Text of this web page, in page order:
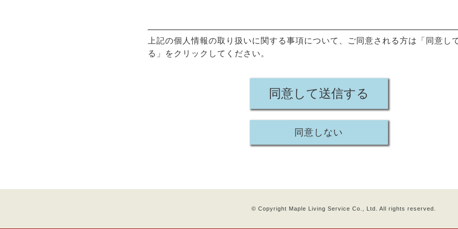
4.個人情報の保護対策について
当社はお客様の個人情報の取り扱いにあたり、次の安全管理に努めます。
当社の従業員に対しての、定期的な個人情報保護に関する教育の実施
当社のデータベース等、個人情報保護媒体における必要な安全管理措置の実施
5.公開情報等からの個人情報の取得について
6.お客様の個人情報についてのお問い合わせや苦情・ご相談について
上記の個人情報の取り扱いに関する事項について、ご同意される方は「同意し
る」をクリックしてください。
同意して送信する
同意しない
© Copyright Maple Living Service Co., Ltd. All rights reserved.